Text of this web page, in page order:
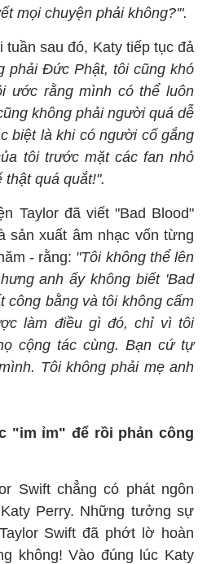
mọi chuyện phải không?'".
tuần sau đó, Katy tiếp tục đả
phải Đức Phật, tôi cũng khó
ước rằng mình có thể luôn
không phải người quá dễ
biệt là khi có người cố gắng
tôi trước mặt các fan nhỏ
thật quá quắt!".
Taylor đã viết "Bad Blood"
sản xuất âm nhạc vốn từng
- rằng: "Tôi không thể lên
anh ấy không biết 'Bad
công bằng và tôi không cấm
làm điều gì đó, chỉ vì tôi
cộng tác cùng. Bạn cứ tự
Tôi không phải mẹ anh
"im ỉm" để rồi phản công
Swift chẳng có phát ngôn
Perry. Những tưởng sự
Swift đã phớt lờ hoàn
không! Vào đúng lúc Katy